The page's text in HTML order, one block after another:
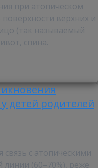
при атопическом
верхних и
(так называемый
спина.
детей родителей
с атопическими
линии (60–70%), реже